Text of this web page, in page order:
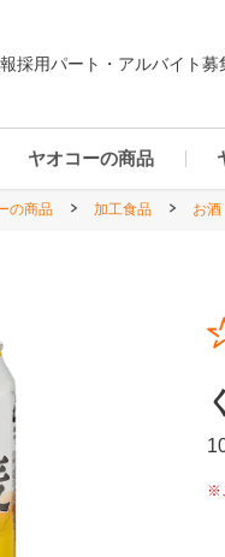
採用パート・アルバイト募
ヤオコーの商品
の商品 加工食品 お酒
※